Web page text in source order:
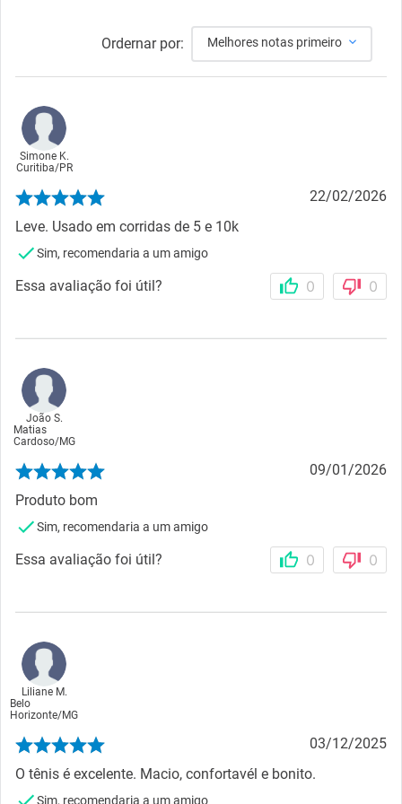
Ordernar por: Melhores notas primeiro
Simone K.
Curitiba/PR
22/02/2026
Leve. Usado em corridas de 5 e 10k
Sim, recomendaria a um amigo
Essa avaliação foi útil? 0 0
João S.
Matias
Cardoso/MG
09/01/2026
Produto bom
Sim, recomendaria a um amigo
Essa avaliação foi útil? 0 0
Liliane M.
Belo
Horizonte/MG
03/12/2025
O tênis é excelente. Macio, confortavél e bonito.